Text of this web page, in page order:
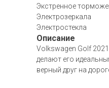
Экстренное
Электрозеркала
Электростекла
Описание
Volkswagen Golf
делают его
верный друг на